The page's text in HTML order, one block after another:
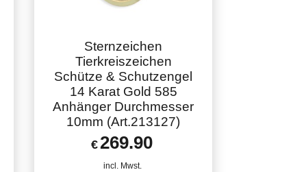
Sternzeichen
Tierkreiszeichen
Schütze & Schutzengel
14 Karat Gold 585
Anhänger Durchmesser
10mm (Art.213127)
€ 269.90
incl. Mwst.